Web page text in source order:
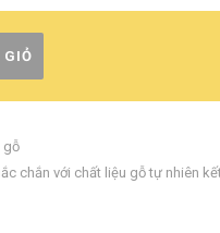
GIỎ
gỗ
chắn với chất liệu gỗ tự nhiên